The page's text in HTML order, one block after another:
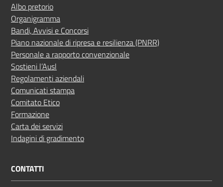
Albo pretorio
Organigramma
Bandi, Avvisi e Concorsi
Piano nazionale di ripresa e resilienza (PNRR)
Personale a rapporto convenzionale
Sostieni l’Ausl
Regolamenti aziendali
Comunicati stampa
Comitato Etico
Formazione
Carta dei servizi
Indagini di gradimento
CONTATTI